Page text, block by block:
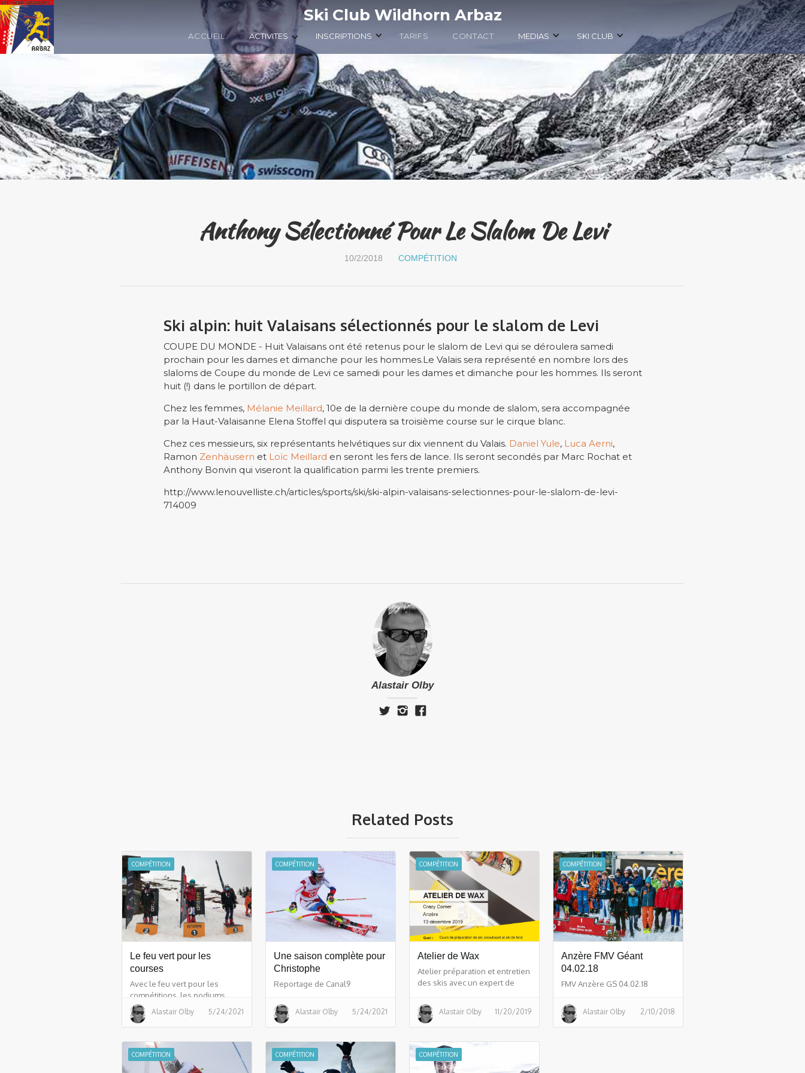
Ski Club Wildhorn Arbaz
ACCUEIL ACTIVITES INSCRIPTIONS TARIFS CONTACT MEDIAS SKI CLUB
Anthony Sélectionné Pour Le Slalom De Levi
10/2/2018 COMPÉTITION
Ski alpin: huit Valaisans sélectionnés pour le slalom de Levi
COUPE DU MONDE - Huit Valaisans ont été retenus pour le slalom de Levi qui se déroulera samedi
prochain pour les dames et dimanche pour les hommes.Le Valais sera représenté en nombre lors des
slaloms de Coupe du monde de Levi ce samedi pour les dames et dimanche pour les hommes. Ils seront
huit (!) dans le portillon de départ.
Chez les femmes, Mélanie Meillard, 10e de la dernière coupe du monde de slalom, sera accompagnée
par la Haut-Valaisanne Elena Stoffel qui disputera sa troisième course sur le cirque blanc.
Chez ces messieurs, six représentants helvétiques sur dix viennent du Valais. Daniel Yule, Luca Aerni,
Ramon Zenhäusern et Loïc Meillard en seront les fers de lance. Ils seront secondés par Marc Rochat et
Anthony Bonvin qui viseront la qualification parmi les trente premiers.
http://www.lenouvelliste.ch/articles/sports/ski/ski-alpin-valaisans-selectionnes-pour-le-slalom-de-levi-
714009
Alastair Olby
Related Posts
COMPÉTITION
Le feu vert pour les
courses
Avec le feu vert pour les
compétitions, les podiums
recommencent !
Alastair Olby 5/24/2021
COMPÉTITION
Une saison complète pour
Christophe
Reportage de Canal9
Alastair Olby 5/24/2021
COMPÉTITION
Atelier de Wax
Atelier préparation et entretien
des skis avec un expert de
Corner.
Alastair Olby 11/20/2019
COMPÉTITION
Anzère FMV Géant
04.02.18
FMV Anzère GS 04.02.18
Alastair Olby 2/10/2018
COMPÉTITION COMPÉTITION COMPÉTITION